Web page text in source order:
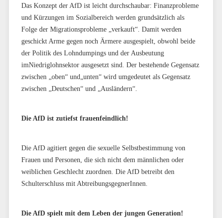
Das Konzept der AfD ist leicht durchschaubar: Finanzprobleme
und Kürzungen im Sozialbereich werden grundsätzlich als
Folge der Migrationsprobleme „verkauft“. Damit werden
geschickt Arme gegen noch Ärmere ausgespielt, obwohl beide
der Politik des Lohndumpings und der Ausbeutung
imNiedriglohnsektor ausgesetzt sind. Der bestehende Gegensatz
zwischen „oben“ und„unten“ wird umgedeutet als Gegensatz
zwischen „Deutschen“ und „Ausländern“.
Die AfD ist zutiefst frauenfeindlich!
Die AfD agitiert gegen die sexuelle Selbstbestimmung von
Frauen und Personen, die sich nicht dem männlichen oder
weiblichen Geschlecht zuordnen. Die AfD betreibt den
Schulterschluss mit AbtreibungsgegnerInnen.
Die AfD spielt mit dem Leben der jungen Generation!